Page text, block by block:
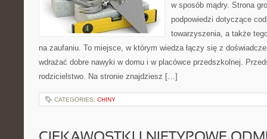
w sposób mądry. Strona
podpowiedzi dotyczące
towarzyszenia, a także
na zaufaniu. To miejsce, w którym wiedza łączy się z
wdrażać dobre nawyki w domu i w placówce przedszkolnej.
rodzicielstwo. Na stronie znajdziesz […]
CATEGORIES: CHINY